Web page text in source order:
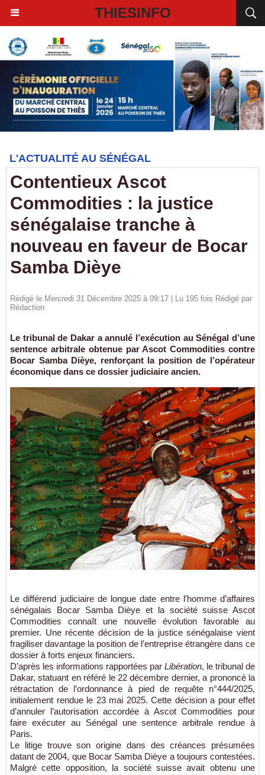
THIESINFO
L'ACTUALITÉ AU SÉNÉGAL
Contentieux Ascot
Commodities : la justice
sénégalaise tranche à
nouveau en faveur de Bocar
Samba Dièye
Rédigé le Mercredi 31 Décembre 2025 à 09:17 | Lu 195 fois Rédigé par
Rédaction
Le tribunal de Dakar a annulé l’exécution au Sénégal d’une
sentence arbitrale obtenue par Ascot Commodities contre
Bocar Samba Dièye, renforçant la position de l’opérateur
économique dans ce dossier judiciaire ancien.
Le différend judiciaire de longue date entre l’homme d’affaires
sénégalais Bocar Samba Dièye et la société suisse Ascot
Commodities connaît une nouvelle évolution favorable au
premier. Une récente décision de la justice sénégalaise vient
fragiliser davantage la position de l’entreprise étrangère dans ce
dossier à forts enjeux financiers.
D’après les informations rapportées par Libération, le tribunal de
Dakar, statuant en référé le 22 décembre dernier, a prononcé la
rétractation de l’ordonnance à pied de requête n°444/2025,
initialement rendue le 23 mai 2025. Cette décision a pour effet
d’annuler l’autorisation accordée à Ascot Commodities pour
faire exécuter au Sénégal une sentence arbitrale rendue à
Paris.
Le litige trouve son origine dans des créances présumées
datant de 2004, que Bocar Samba Dièye a toujours contestées.
Malgré cette opposition, la société suisse avait obtenu une